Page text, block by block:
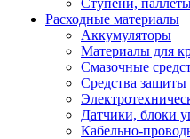
Ступени,
Расходные материалы
Аккумуляторы
Материалы для
Смазочные
Средства защиты
Датчики, блоки
Кабельно-